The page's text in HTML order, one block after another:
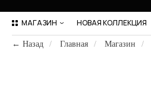
МАГАЗИН НОВАЯ КОЛЛЕКЦИЯ
← Назад / Главная / Магазин /